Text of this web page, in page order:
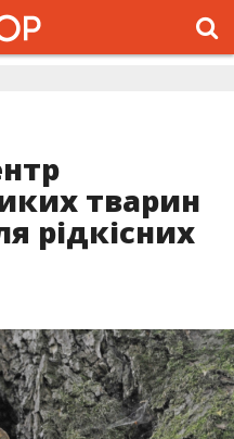
тварин
рідкісних